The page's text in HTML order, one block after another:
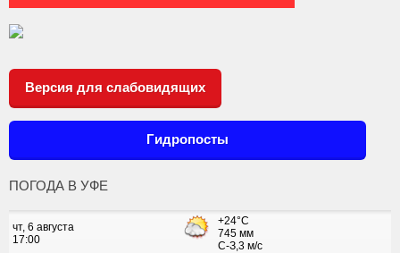
Версия для слабовидящих
Гидропосты
ПОГОДА В УФЕ